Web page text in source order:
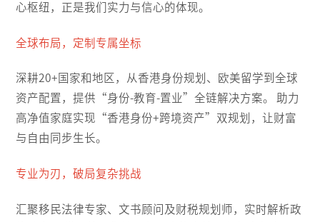
心枢纽，正是我们实力与信心的体现。
全球布局，定制专属坐标
深耕20+国家和地区，从香港身份规划、欧美留学到全球
资产配置，提供“身份-教育-置业”全链解决方案。 助力
高净值家庭实现“香港身份+跨境资产”双规划，让财富
与自由同步生长。
专业为刃，破局复杂挑战
汇聚移民法律专家、文书顾问及财税规划师，实时解析政